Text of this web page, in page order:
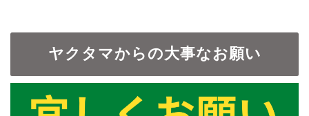
ヤクタマからの大事なお願い